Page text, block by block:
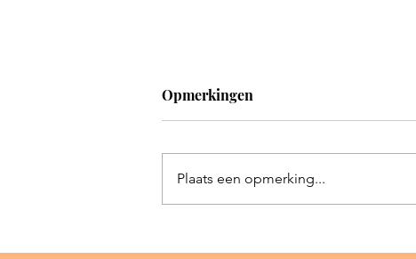
Opmerkingen
Plaats een opmerking...